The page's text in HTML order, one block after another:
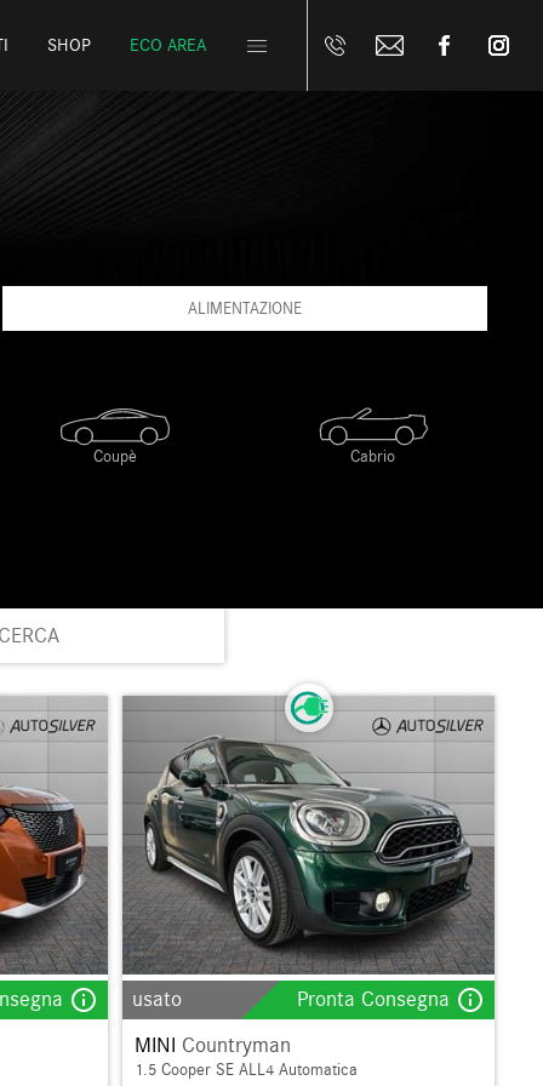
SHOP ECO AREA
ALIMENTAZIONE
info_outline usato Pronta Consegna info_outline
MINI Countryman
1.5 Cooper SE ALL4 Automatica